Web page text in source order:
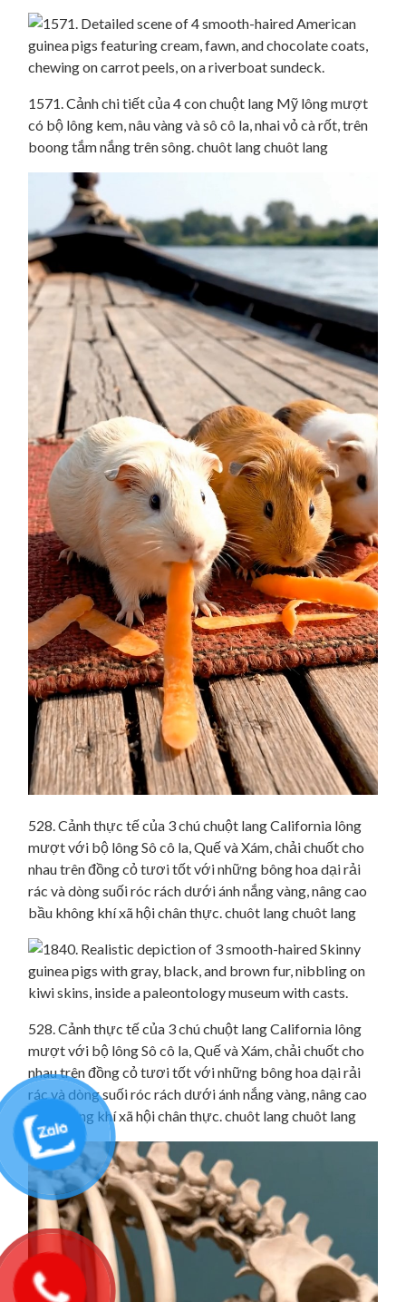
1571. Cảnh chi tiết của 4 con chuột lang Mỹ lông mượt
có bộ lông kem, nâu vàng và sô cô la, nhai vỏ cà rốt, trên
boong tắm nắng trên sông. chuôt lang chuôt lang
528. Cảnh thực tế của 3 chú chuột lang California lông
mượt với bộ lông Sô cô la, Quế và Xám, chải chuốt cho
nhau trên đồng cỏ tươi tốt với những bông hoa dại rải
rác và dòng suối róc rách dưới ánh nắng vàng, nâng cao
bầu không khí xã hội chân thực. chuôt lang chuôt lang
528. Cảnh thực tế của 3 chú chuột lang California lông
mượt với bộ lông Sô cô la, Quế và Xám, chải chuốt cho
nhau trên đồng cỏ tươi tốt với những bông hoa dại rải
rác và dòng suối róc rách dưới ánh nắng vàng, nâng cao
bầu không khí xã hội chân thực. chuôt lang chuôt lang